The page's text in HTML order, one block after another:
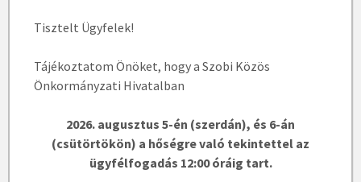
Tisztelt Ügyfelek!
Tájékoztatom Önöket, hogy a Szobi Közös
Önkormányzati Hivatalban
2026. augusztus 5-én (szerdán), és 6-án
(csütörtökön) a hőségre való tekintettel az
ügyfélfogadás 12:00 óráig tart.